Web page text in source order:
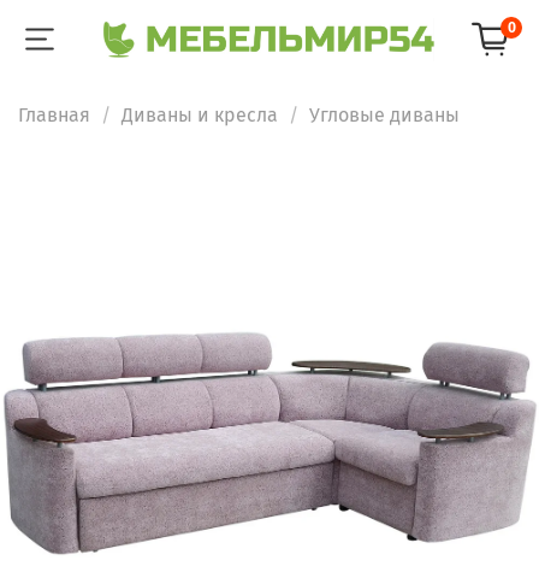
0
Главная Диваны и кресла Угловые диваны